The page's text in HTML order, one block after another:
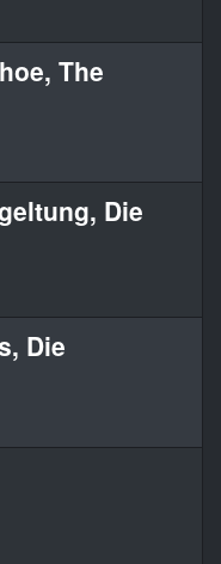
The
Die
Die